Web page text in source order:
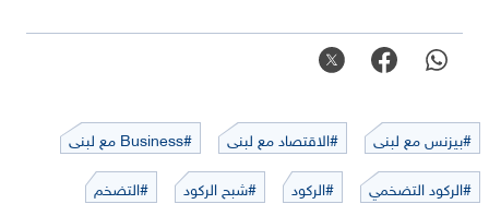
#بيزنس مع لبنى #الاقتصاد مع لبنى
#Business مع لبنى
#الركود التضخمي
#الركود #شبح الركود
#التضخم